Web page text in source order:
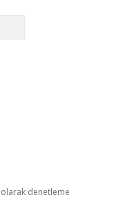
olarak denetleme